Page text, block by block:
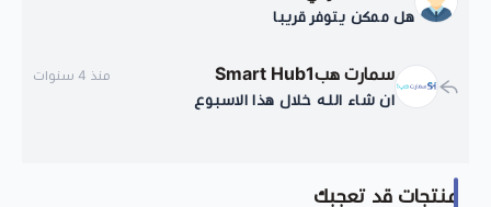
هل ممكن يتوفر قريبا
سمارت هبSmart Hub1 منذ 4 سنوات
ان شاء الله خلال هذا الاسبوع
منتجات قد تعجبك